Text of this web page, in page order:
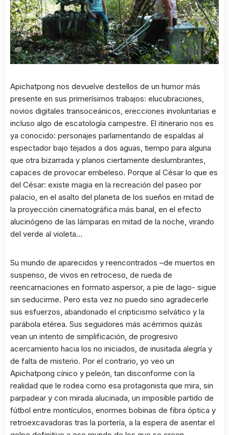
Apichatpong nos devuelve destellos de un humor más
presente en sus primerísimos trabajos: elucubraciones,
novios digitales transoceánicos, erecciones involuntarias e
incluso algo de escatología campestre. El itinerario nos es
ya conocido: personajes parlamentando de espaldas al
espectador bajo tejados a dos aguas, tiempo para alguna
que otra bizarrada y planos ciertamente deslumbrantes,
capaces de provocar embeleso. Porque al César lo que es
del César: existe magia en la recreación del paseo por
palacio, en el asalto del planeta de los sueños en mitad de
la proyección cinematográfica más banal, en el efecto
alucinógeno de las lámparas en mitad de la noche, virando
del verde al violeta…
Su mundo de aparecidos y reencontrados –de muertos en
suspenso, de vivos en retroceso, de rueda de
reencarnaciones en formato aspersor, a pie de lago- sigue
sin seducirme. Pero esta vez no puedo sino agradecerle
sus esfuerzos, abandonado el cripticismo selvático y la
parábola etérea. Sus seguidores más acérrimos quizás
vean un intento de simplificación, de progresivo
acercamiento hacia los no iniciados, de inusitada alegría y
de falta de misterio. Por el contrario, yo veo un
Apichatpong cínico y peleón, tan disconforme con la
realidad que le rodea como esa protagonista que mira, sin
parpadear y con mirada alucinada, un imposible partido de
fútbol entre montículos, enormes bobinas de fibra óptica y
retroexcavadoras tras la portería, a la espera de asentar el